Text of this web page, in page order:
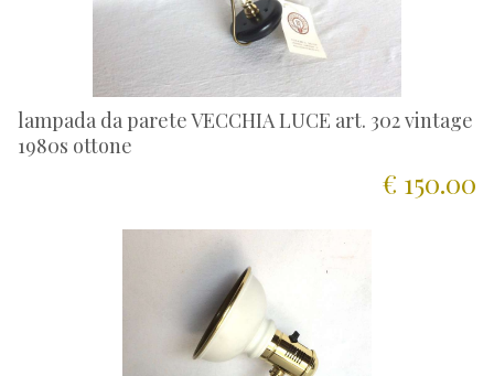
lampada da parete VECCHIA LUCE art. 302 vintage
1980s ottone
€ 150.00